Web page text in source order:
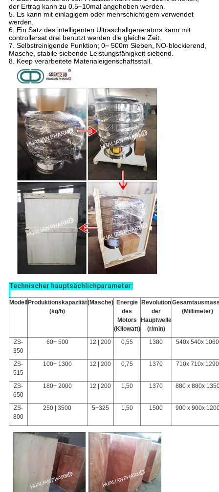
der Ertrag kann zu 0.5~10mal angehoben werden.
5. Es kann mit einlagigem oder mehrschichtigem verwendet
werden.
6. Ein Satz des intelligenten Ultraschallgenerators kann mit
controllersat drei benutzt werden die gleiche Zeit.
7. Selbstreinigende Funktion; 0~ 500m Sieben, NO-blockierend,
Masche, stabile siebende Leistungsfähigkeit siebend.
8. Keep verarbeitete Materialeigenschaftsstall.
Technischer hauptsächlichparameter:
Modell
Produktionskapazität
(kg/h)
(Masche) Energie
des
Motors
(Kilowatt)
Revolution
der
Hauptwelle
(r/min)
(Millimeter)
ZS-
350
60~ 500 12 | 200 0,55 1380 540x 540x 1060
ZS-
515
100~ 1300 12 | 200 0,75 1370 710x 710x 1290
ZS-
650
180~ 2000 12 | 200 1,50 1370 880 x 880x
ZS-
800
250 | 3500 5~325 1,50 1500 900 x 900x